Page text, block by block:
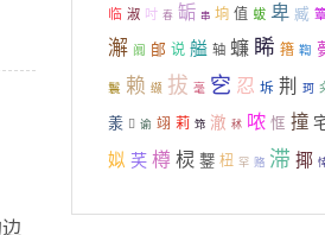
临 淑 吋 春 缿 串 垧 值 蛂 卑 臧
澥 阘 郋 说 艗 轴 蠊 睎 簎 鞫
鬟 赖 缬 拔 毫 穵 忍 坼 荆 珂
羕  谕 翊 莉 筇 澈 秫 哝 恇 撞
姒 芺 樽 棂 鑋 杻 罕 赂 滞 揶